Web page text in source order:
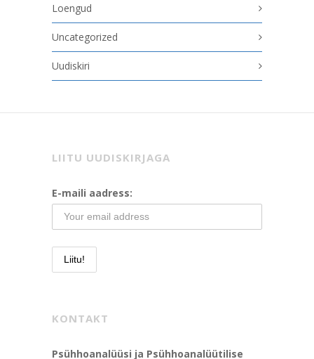
Loengud
Uncategorized
Uudiskiri
LIITU UUDISKIRJAGA
E-maili aadress:
KONTAKT
Psühhoanalüüsi ja Psühhoanalüütilise